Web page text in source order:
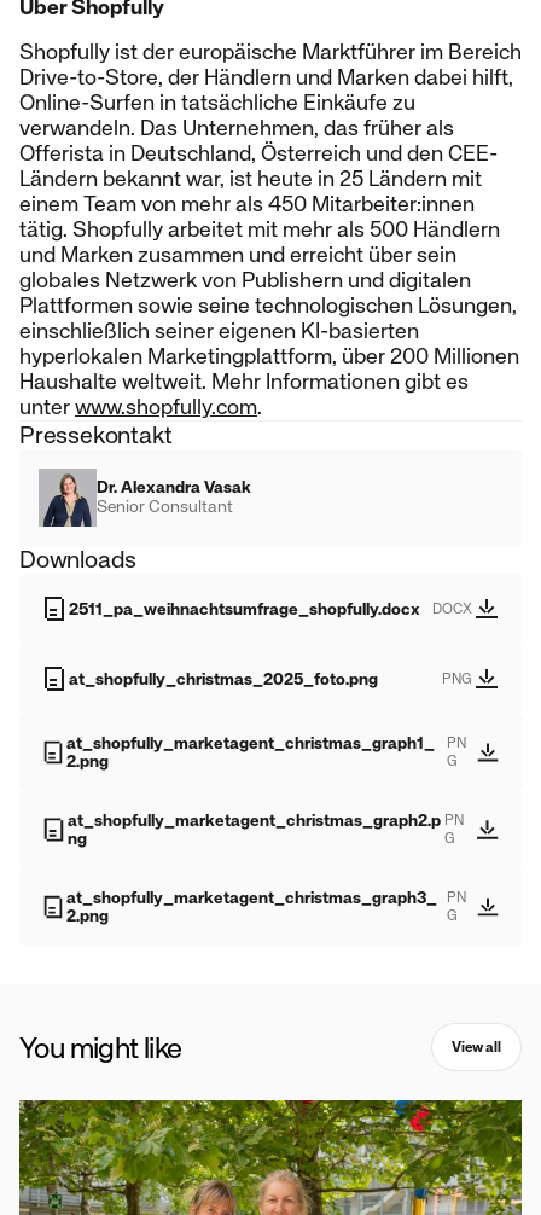
Über Shopfully
Shopfully ist der europäische Marktführer im Bereich
Drive-to-Store, der Händlern und Marken dabei hilft,
Online-Surfen in tatsächliche Einkäufe zu
verwandeln. Das Unternehmen, das früher als
Offerista in Deutschland, Österreich und den CEE-
Ländern bekannt war, ist heute in 25 Ländern mit
einem Team von mehr als 450 Mitarbeiter:innen
tätig. Shopfully arbeitet mit mehr als 500 Händlern
und Marken zusammen und erreicht über sein
globales Netzwerk von Publishern und digitalen
Plattformen sowie seine technologischen Lösungen,
einschließlich seiner eigenen KI-basierten
hyperlokalen Marketingplattform, über 200 Millionen
Haushalte weltweit. Mehr Informationen gibt es
unterwww.shopfully.com.
Pressekontakt
Dr. Alexandra Vasak
Senior Consultant
Downloads
2511_pa_weihnachtsumfrage_shopfully.docx DOCX
at_shopfully_christmas_2025_foto.png PNG
at_shopfully_marketagent_christmas_graph1_
2.png
PN
G
at_shopfully_marketagent_christmas_graph2.p
ng
PN
G
at_shopfully_marketagent_christmas_graph3_
2.png
PN
G
You might like View all